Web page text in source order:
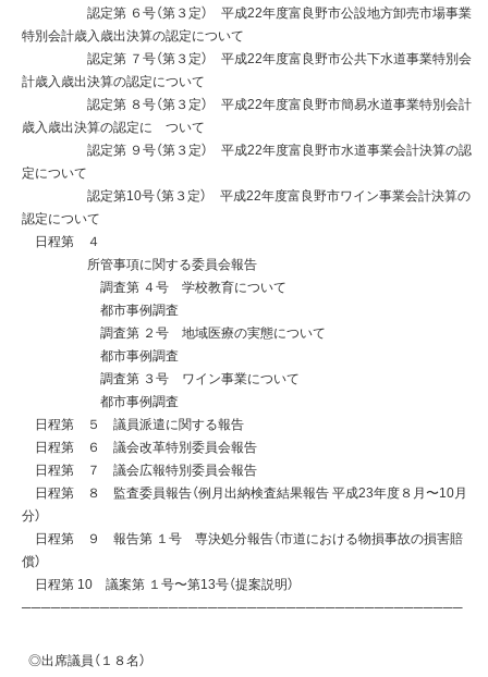
認定第 ６号（第３定） 平成22年度富良野市公設地方卸売市場事業
特別会計歳入歳出決算の認定について
認定第 ７号（第３定） 平成22年度富良野市公共下水道事業特別会
計歳入歳出決算の認定について
認定第 ８号（第３定） 平成22年度富良野市簡易水道事業特別会計
歳入歳出決算の認定に ついて
認定第 ９号（第３定） 平成22年度富良野市水道事業会計決算の認
定について
認定第10号（第３定） 平成22年度富良野市ワイン事業会計決算の
認定について
日程第 ４
所管事項に関する委員会報告
調査第 ４号 学校教育について
都市事例調査
調査第 ２号 地域医療の実態について
都市事例調査
調査第 ３号 ワイン事業について
都市事例調査
日程第 ５ 議員派遣に関する報告
日程第 ６ 議会改革特別委員会報告
日程第 ７ 議会広報特別委員会報告
日程第 ８ 監査委員報告（例月出納検査結果報告 平成23年度８月〜10月
分）
日程第 ９ 報告第 １号 専決処分報告（市道における物損事故の損害賠
償）
日程第 10 議案第 １号〜第13号（提案説明）
─────────────────────────────────────────────
◎出席議員（１８名）